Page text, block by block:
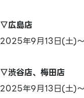
▽広島店
2025年9月13日(土)
▽渋谷店、梅田店
2025年9月13日(土)